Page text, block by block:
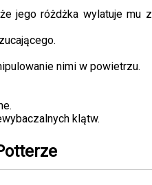
jego różdżka wylatuje mu z
nimi w powietrzu.
klątw.